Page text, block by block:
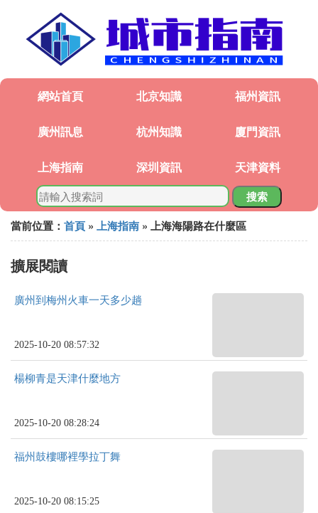
網站首頁 北京知識 福州資訊
廣州訊息 杭州知識 廈門資訊
上海指南 深圳資訊 天津資料
搜索
當前位置： 首頁 » 上海指南 » 上海海陽路在什麼區
擴展閱讀
廣州到梅州火車一天多少趟
2025-10-20 08:57:32
楊柳青是天津什麼地方
2025-10-20 08:28:24
福州鼓樓哪裡學拉丁舞
2025-10-20 08:15:25